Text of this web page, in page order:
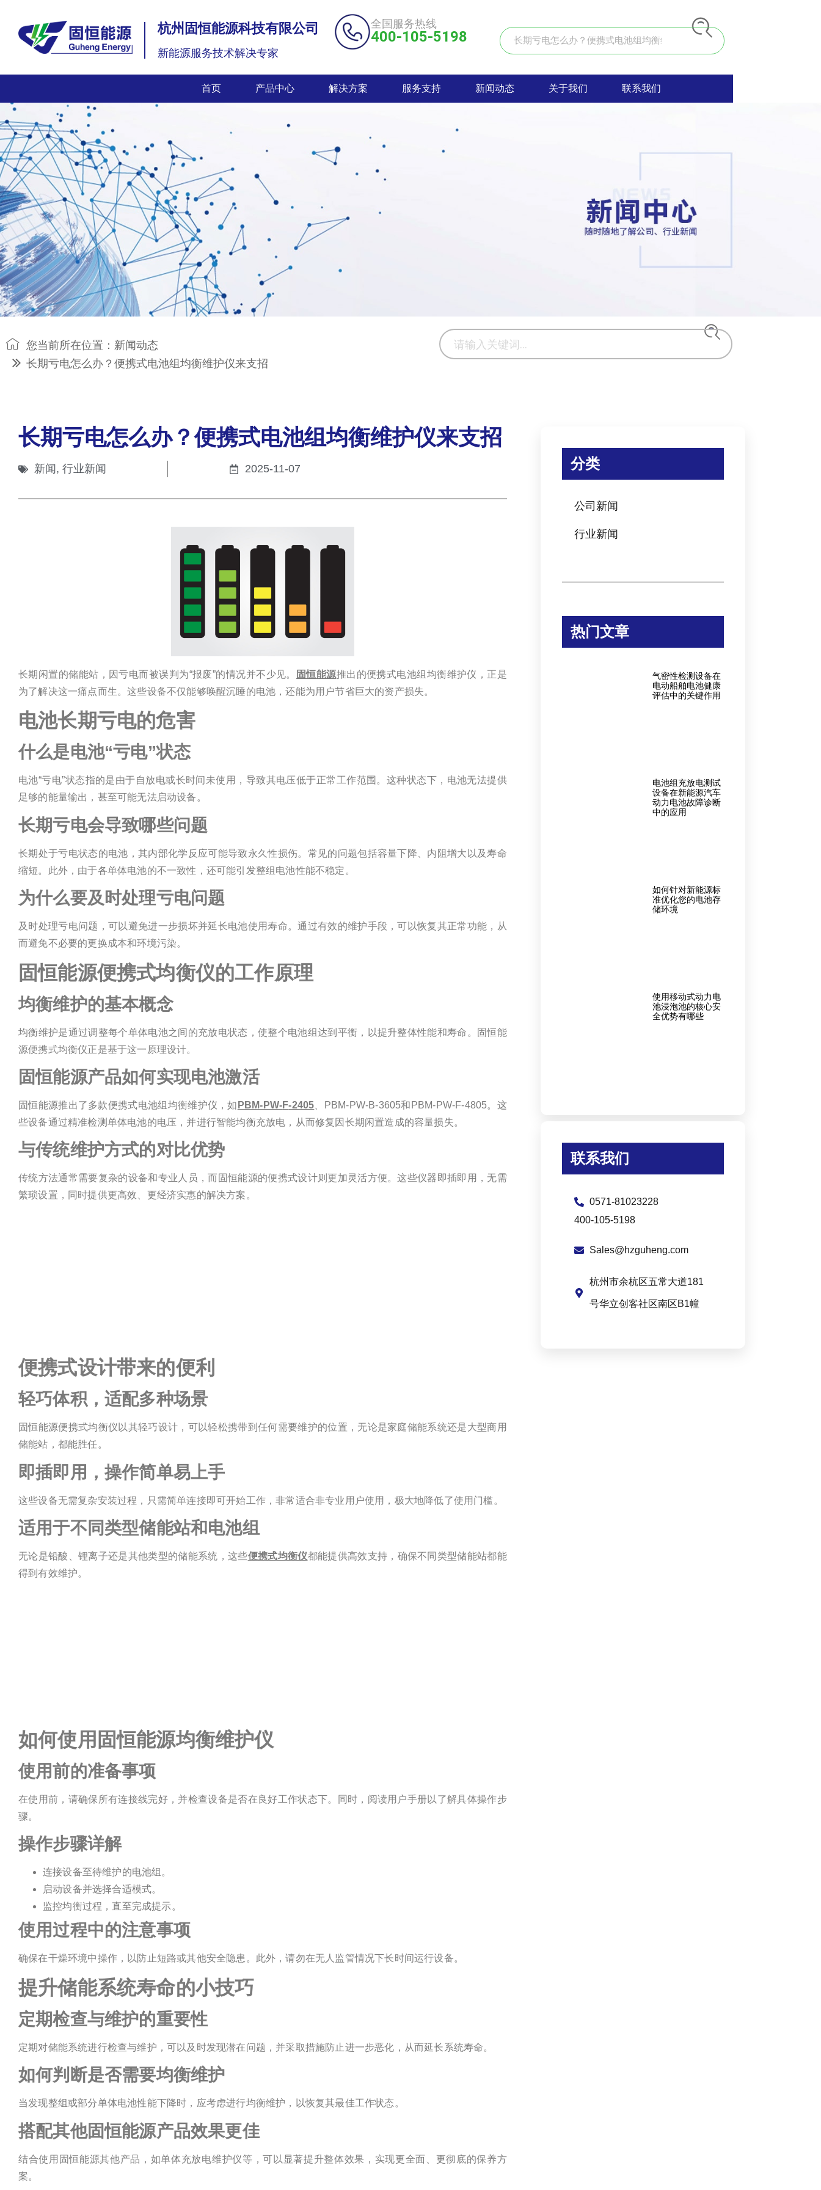
杭州固恒能源科技有限公司
新能源服务技术解决专家
全国服务热线
400-105-5198
首页 产品中心 解决方案 服务支持 新闻动态 关于我们 联系我们
您当前所在位置： 新闻动态
长期亏电怎么办？便携式电池组均衡维护仪来支招
长期亏电怎么办？便携式电池组均衡维护仪来支招
新闻 , 行业新闻 2025-11-07
长期闲置的储能站，因亏电而被误判为“报废”的情况并不少见。 固恒能源推出的便携式电池组均衡维护仪，正是
为了解决这一痛点而生。这些设备不仅能够唤醒沉睡的电池，还能为用户节省巨大的资产损失。
电池长期亏电的危害
什么是电池“亏电”状态
电池“亏电”状态指的是由于自放电或长时间未使用，导致其电压低于正常工作范围。这种状态下，电池无法提供
足够的能量输出，甚至可能无法启动设备。
长期亏电会导致哪些问题
长期处于亏电状态的电池，其内部化学反应可能导致永久性损伤。常见的问题包括容量下降、内阻增大以及寿命
缩短。此外，由于各单体电池的不一致性，还可能引发整组电池性能不稳定。
为什么要及时处理亏电问题
及时处理亏电问题，可以避免进一步损坏并延长电池使用寿命。通过有效的维护手段，可以恢复其正常功能，从
而避免不必要的更换成本和环境污染。
固恒能源便携式均衡仪的工作原理
均衡维护的基本概念
均衡维护是通过调整每个单体电池之间的充放电状态，使整个电池组达到平衡，以提升整体性能和寿命。固恒能
源便携式均衡仪正是基于这一原理设计。
固恒能源产品如何实现电池激活
固恒能源推出了多款便携式电池组均衡维护仪，如 PBM-PW-F-2405 、PBM-PW-B-3605和PBM-PW-F-4805。这
些设备通过精准检测单体电池的电压，并进行智能均衡充放电，从而修复因长期闲置造成的容量损失。
与传统维护方式的对比优势
传统方法通常需要复杂的设备和专业人员，而固恒能源的便携式设计则更加灵活方便。这些仪器即插即用，无需
繁琐设置，同时提供更高效、更经济实惠的解决方案。
便携式设计带来的便利
轻巧体积，适配多种场景
固恒能源便携式均衡仪以其轻巧设计，可以轻松携带到任何需要维护的位置，无论是家庭储能系统还是大型商用
储能站，都能胜任。
即插即用，操作简单易上手
这些设备无需复杂安装过程，只需简单连接即可开始工作，非常适合非专业用户使用，极大地降低了使用门槛。
适用于不同类型储能站和电池组
无论是铅酸、锂离子还是其他类型的储能系统，这些便携式均衡仪都能提供高效支持，确保不同类型储能站都能
得到有效维护。
如何使用固恒能源均衡维护仪
使用前的准备事项
在使用前，请确保所有连接线完好，并检查设备是否在良好工作状态下。同时，阅读用户手册以了解具体操作步
骤。
操作步骤详解
连接设备至待维护的电池组。
启动设备并选择合适模式。
监控均衡过程，直至完成提示。
使用过程中的注意事项
确保在干燥环境中操作，以防止短路或其他安全隐患。此外，请勿在无人监管情况下长时间运行设备。
提升储能系统寿命的小技巧
定期检查与维护的重要性
定期对储能系统进行检查与维护，可以及时发现潜在问题，并采取措施防止进一步恶化，从而延长系统寿命。
如何判断是否需要均衡维护
当发现整组或部分单体电池性能下降时，应考虑进行均衡维护，以恢复其最佳工作状态。
搭配其他固恒能源产品效果更佳
结合使用固恒能源其他产品，如单体充放电维护仪等，可以显著提升整体效果，实现更全面、更彻底的保养方
案。
分类
公司新闻
行业新闻
热门文章
气密性检测设备在
电动船舶电池健康
评估中的关键作用
0571-81023228